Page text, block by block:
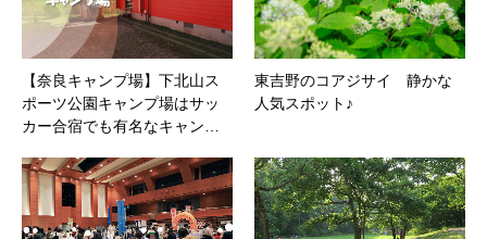
【奈良キャンプ場】下北山ス
ポーツ公園キャンプ場はサッ
カー合宿でも有名なキャン…
東吉野のコアジサイ 静かな
人気スポット♪